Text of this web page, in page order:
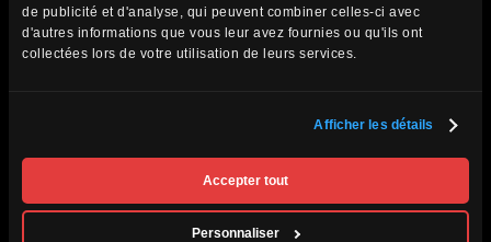
de publicité et d'analyse, qui peuvent combiner celles-ci avec
d'autres informations que vous leur avez fournies ou qu'ils ont
collectées lors de votre utilisation de leurs services.
Afficher les détails
Accepter tout
Personnaliser
Conditions générales
2026 Passion Monde.